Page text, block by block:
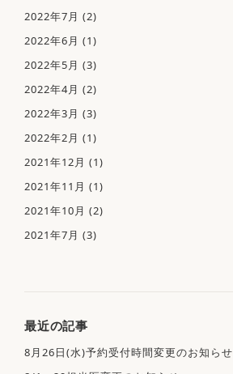
順番予約のご案内
2022年7月 (2)
2022年6月 (1)
2022年5月 (3)
2022年4月 (2)
2022年3月 (3)
2022年2月 (1)
2021年12月 (1)
2021年11月 (1)
2021年10月 (2)
2021年7月 (3)
最近の記事
8月26日(水)予約受付時間変更のお知らせ